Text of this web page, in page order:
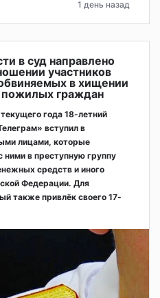
1 день назад
в суд направлено
участников
в хищении
граждан
года 18-летний
вступил в
лицами, которые
ними в преступную группу
средств и иного
Федерации. Для
также привлёк своего 17-